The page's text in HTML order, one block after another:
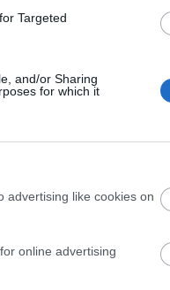
Targeted
and/or Sharing
for which it
advertising like cookies on
online advertising
Food